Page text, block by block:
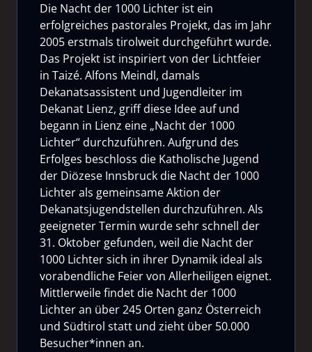
Die Nacht der 1000 Lichter ist ein
erfolgreiches pastorales Projekt, das im Jahr
2005 erstmals tirolweit durchgeführt wurde.
Das Projekt ist inspiriert von der Lichtfeier
in Taizé. Alfons Meindl, damals
Dekanatsassistent und Jugendleiter im
Dekanat Lienz, griff diese Idee auf und
begann in Lienz eine „Nacht der 1000
Lichter“ durchzuführen. Aufgrund des
Erfolges beschloss die Katholische Jugend
der Diözese Innsbruck die Nacht der 1000
Lichter als gemeinsame Aktion der
Dekanatsjugendstellen durchzuführen. Als
geeigneter Termin wurde sehr schnell der
31. Oktober gefunden, weil die Nacht der
1000 Lichter sich in ihrer Dynamik ideal als
vorabendliche Feier von Allerheiligen eignet.
Mittlerweile findet die Nacht der 1000
Lichter an über 245 Orten ganz Österreich
und Südtirol statt und zieht über 50.000
Besucher*innen an.